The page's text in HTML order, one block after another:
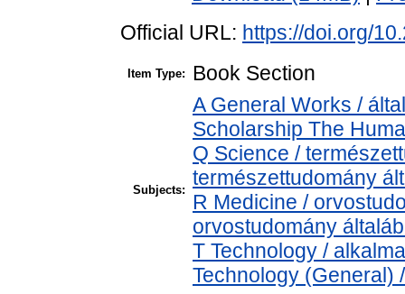
Official URL: https://doi.org/
Item Type: Book Section
Subjects:
A General Works /
Scholarship The
Q Science /
természettudomány
R Medicine /
orvostudomány
T Technology /
Technology (General)